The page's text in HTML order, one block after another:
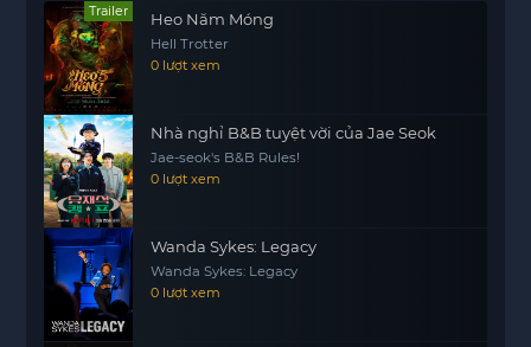
khéo léo cân bằng các thế lực trong triều đình, từ
đó tìm kiếm hạnh phúc cho chính mình.
Người đồng hành cùng Khương Bảo Ninh trong
hành trình này là Lý Khiêm, do Tăng Thuấn Hy thủ
vai. Anh là người yêu say đắm nàng trong kiếp
trước và sau khi trọng sinh, Lý Khiêm quyết tâm
đưa Bảo Ninh trở lại bên mình, hỗ trợ nàng vượt
motphims1.com qua mọi khó khăn.
Mộ Nam Chi (Gia Nam Truyện) không chỉ là một
câu chuyện tình yêu đầy cảm xúc, mà còn là hành
trình tìm kiếm bản thân và khát vọng có được
Trailer Heo Năm Móng
Hell Trotter
0 lượt xem
Nhà nghỉ B&B tuyệt vời của Jae Seok
Jae-seok's B&B Rules!
0 lượt xem
Wanda Sykes: Legacy
Wanda Sykes: Legacy
0 lượt xem